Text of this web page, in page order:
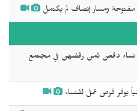
مفتوحة ومسار إنصاف لم يكتمل
نساء دفعن ثمن رفضهن في مجتمع
يوفر فرص عمل للنساء